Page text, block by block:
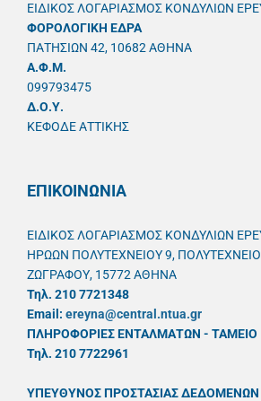
ΕΙΔΙΚΟΣ ΛΟΓΑΡΙΑΣΜΟΣ ΚΟΝΔΥΛΙΩΝ
ΦΟΡΟΛΟΓΙΚΗ ΕΔΡΑ
ΠΑΤΗΣΙΩΝ 42, 10682 ΑΘΗΝΑ
A.Φ.Μ.
099793475
Δ.Ο.Υ.
ΚΕΦΟΔΕ ΑΤΤΙΚΗΣ
ΕΠΙΚΟΙΝΩΝΙΑ
ΕΙΔΙΚΟΣ ΛΟΓΑΡΙΑΣΜΟΣ ΚΟΝΔΥΛΙΩΝ
ΗΡΩΩΝ ΠΟΛΥΤΕΧΝΕΙΟΥ 9,
ΖΩΓΡΑΦΟΥ, 15772 ΑΘΗΝΑ
Τηλ. 210 7721348
Email: ereyna@central.ntua.gr
ΠΛΗΡΟΦΟΡΙΕΣ ΕΝΤΑΛΜΑΤΩΝ - ΤΑΜΕΙΟ
Τηλ. 210 7722961
ΥΠΕΥΘYΝΟΣ ΠΡΟΣΤΑΣΙΑΣ ΔΕΔΟΜΕΝΩΝ